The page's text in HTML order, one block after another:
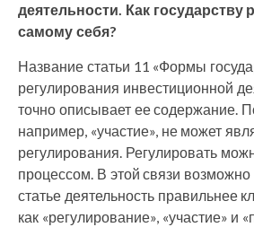
деятельности. Как государству
самому себя?
Название статьи 11 «Формы
регулирования инвестиционной
точно описывает ее содержание.
например, «участие», не может
регулирования. Регулировать
процессом. В этой связи
статье деятельность правильнее
как «регулирование», «участие» и